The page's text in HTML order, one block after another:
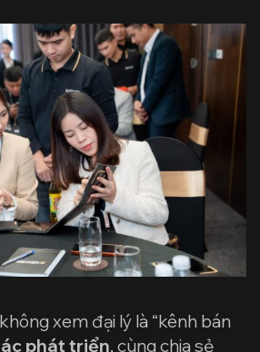
xem đại lý là “kênh bán
phát triển, cùng chia sẻ